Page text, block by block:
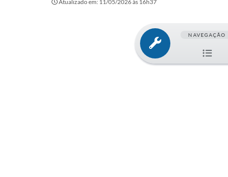
Atualizado em: 11/05/2026 às 16h37
NAVEGAÇÃO